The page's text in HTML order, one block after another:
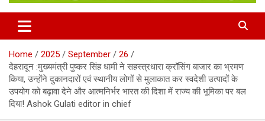
Home 2025 September
26
देहरादून :मुख्यमंत्री पुष्कर सिंह धामी ने सहस्त्रधारा क्रॉसिंग बाजार का भ्रमण
किया, उन्होंने दुकानदारों एवं स्थानीय लोगों से मुलाकात कर स्वदेशी उत्पादों के
उपयोग को बढ़ावा देने और आत्मनिर्भर भारत की दिशा में राज्य की भूमिका पर बल
दिया! Ashok Gulati editor in chief